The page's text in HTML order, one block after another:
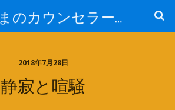
さいたまのカウンセラー日記
2018年7月28日
静寂と喧騒